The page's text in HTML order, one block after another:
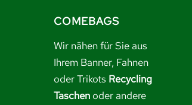
COMEBAGS
Wir nähen für Sie aus
Ihrem Banner, Fahnen
oder Trikots Recycling
Taschenoder andere